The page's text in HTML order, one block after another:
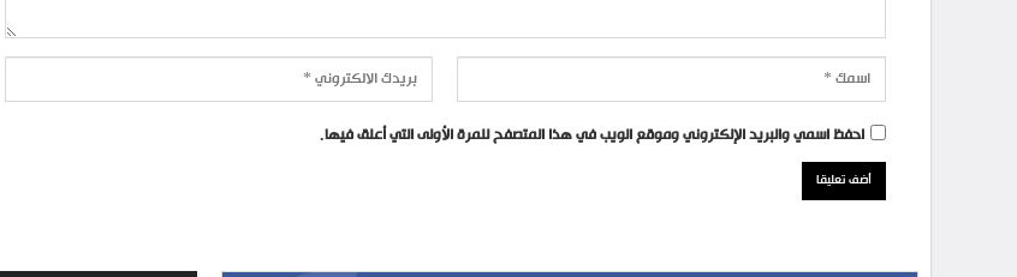
احفظ اسمي والبريد الإلكتروني وموقع الويب في هذا المتصفح للمرة الأولى التي أعلق فيها.